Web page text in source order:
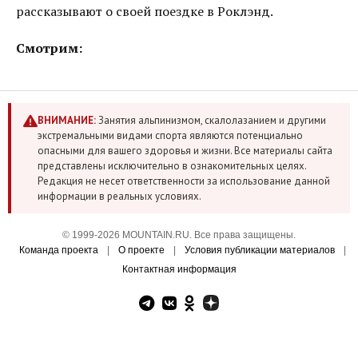
рассказывают о своей поездке в Роклэнд.
Смотрим:
ВНИМАНИЕ:Занятия альпинизмом, скалолазанием и другими
экстремальными видами спорта являются потенциально
опасными для вашего здоровья и жизни. Все материалы сайта
представлены исключительно в ознакомительных целях.
Редакция не несет ответственности за использование данной
информации в реальных условиях.
© 1999-2026 MOUNTAIN.RU. Все права защищены.
Команда проекта
О проекте Условия публикации материалов
Контактная информация